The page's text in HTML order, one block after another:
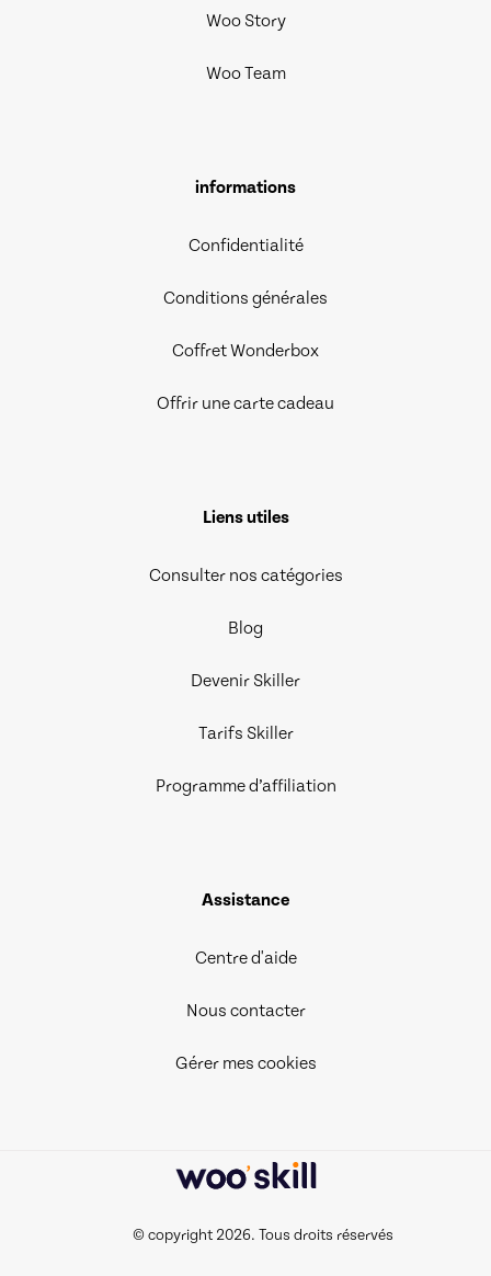
Woo Story
Woo Team
informations
Confidentialité
Conditions générales
Coffret Wonderbox
Offrir une carte cadeau
Liens utiles
Consulter nos catégories
Blog
Devenir Skiller
Tarifs Skiller
Programme d’affiliation
Assistance
Centre d'aide
Nous contacter
Gérer mes cookies
© copyright 2026. Tous droits réservés